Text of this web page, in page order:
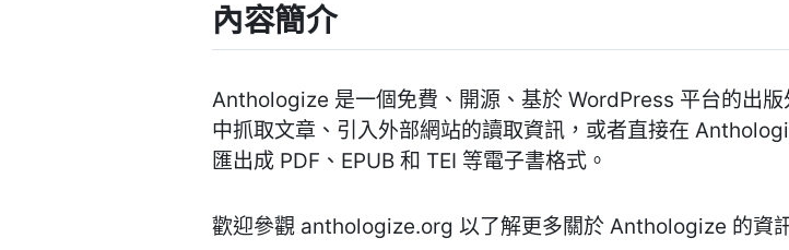
內容簡介
Anthologize 是一個免費、開源、基於 WordPress 平台的出
中抓取文章、引入外部網站的讀取資訊，或者直接在
匯出成 PDF、EPUB 和 TEI 等電子書格式。
歡迎參觀 anthologize.org 以了解更多關於 Anthologize 的資